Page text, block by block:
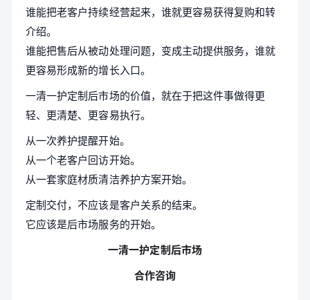
谁能把老客户持续经营起来，谁就更容易获得复购和转
介绍。
谁能把售后从被动处理问题，变成主动提供服务，谁就
更容易形成新的增长入口。
一清一护定制后市场的价值，就在于把这件事做得更
轻、更清楚、更容易执行。
从一次养护提醒开始。
从一个老客户回访开始。
从一套家庭材质清洁养护方案开始。
定制交付，不应该是客户关系的结束。
它应该是后市场服务的开始。
一清一护定制后市场
合作咨询